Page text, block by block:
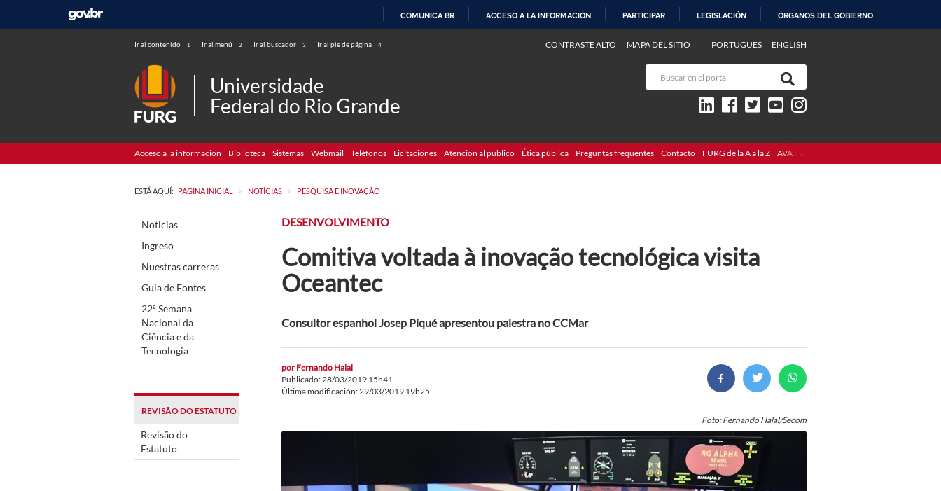
COMUNICA BR ACCESO A LA INFORMACIÓN PARTICIPAR LEGISLACIÓN ÓRGANOS DEL GOBIERNO
Ir al contenido 1 Ir al menú 2 Ir al buscador 3 Ir al pie de página 4 PORTUGUÊS ENGLISH
CONTRASTE ALTO MAPA DEL SITIO
Universidade
Federal do Rio Grande
Acceso a la información Biblioteca Sistemas Webmail Teléfonos Licitaciones Atención al público Ética pública Preguntas frequentes Contacto FURG de la A a la Z AVA FURG
ESTÁ AQUÍ: PAGINA INICIAL > NOTÍCIAS > PESQUISA E INOVAÇÃO
Noticias
Ingreso
Nuestras carreras
Guia de Fontes
22ª Semana
Nacional da
Ciência e da
Tecnologia
REVISÃO DO ESTATUTO
Revisão do
Estatuto
DESENVOLVIMENTO
Comitiva voltada à inovação tecnológica visita
Oceantec
Consultor espanhol Josep Piqué apresentou palestra no CCMar
por Fernando Halal
Publicado: 28/03/2019 15h41
Última modificación: 29/03/2019 19h25
Foto: Fernando Halal/Secom